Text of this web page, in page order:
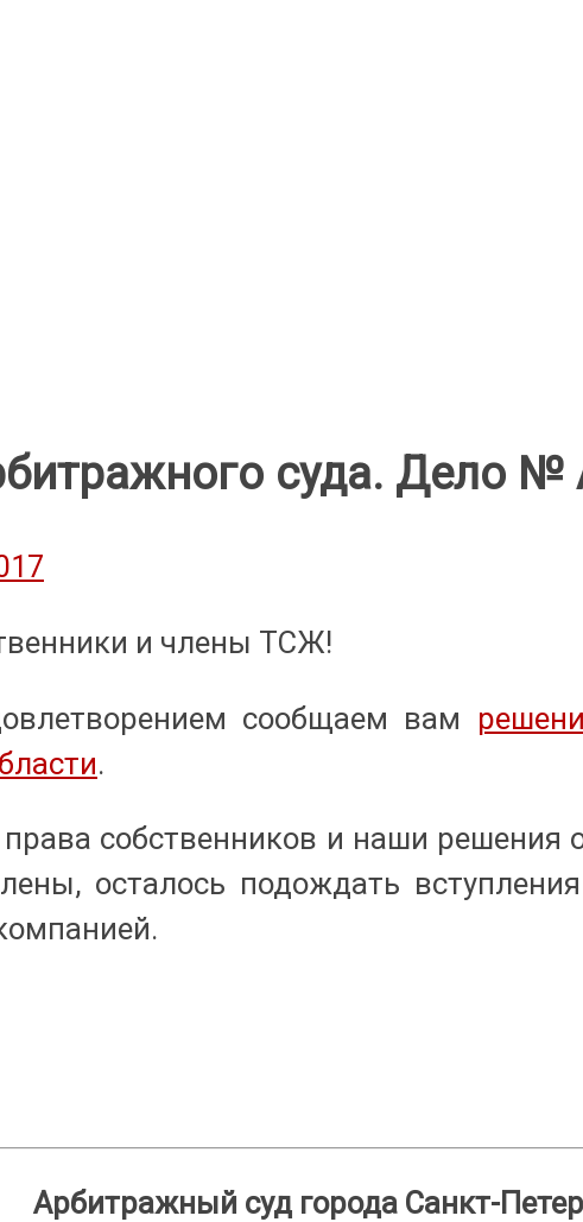
суда. Дело №
и члены ТСЖ!
сообщаем вам
.
собственников и наши
осталось подождать
Арбитражный суд города Санкт-